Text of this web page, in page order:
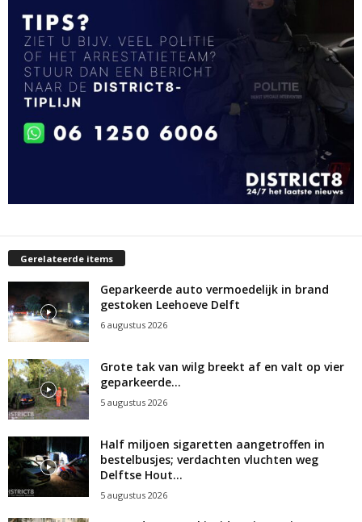
Gerelateerde items
Geparkeerde auto vermoedelijk in brand
gestoken Leehoeve Delft
6 augustus 2026
Grote tak van wilg breekt af en valt op vier
geparkeerde...
5 augustus 2026
Half miljoen sigaretten aangetroffen in
bestelbusjes; verdachten vluchten weg
Delftse Hout...
5 augustus 2026